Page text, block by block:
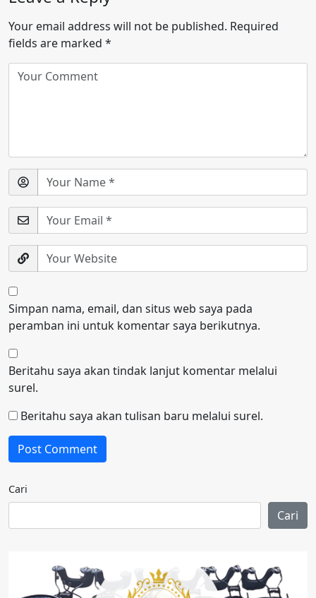
Your email address will not be published. Required
fields are marked *
Simpan nama, email, dan situs web saya pada
peramban ini untuk komentar saya berikutnya.
Beritahu saya akan tindak lanjut komentar melalui
surel.
Beritahu saya akan tulisan baru melalui surel.
Cari
Cari